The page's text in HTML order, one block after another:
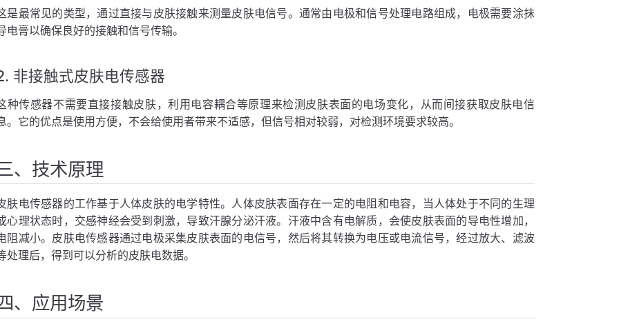
是最常见的类型，通过直接与皮肤接触来测量皮肤电信号。通常由电极和信号处理电路组成，电极需要涂抹
电膏以确保良好的接触和信号传输。
非接触式皮肤电传感器
种传感器不需要直接接触皮肤，利用电容耦合等原理来检测皮肤表面的电场变化，从而间接获取皮肤电信
。它的优点是使用方便，不会给使用者带来不适感，但信号相对较弱，对检测环境要求较高。
、技术原理
肤电传感器的工作基于人体皮肤的电学特性。人体皮肤表面存在一定的电阻和电容，当人体处于不同的生理
心理状态时，交感神经会受到刺激，导致汗腺分泌汗液。汗液中含有电解质，会使皮肤表面的导电性增加，
阻减小。皮肤电传感器通过电极采集皮肤表面的电信号，然后将其转换为电压或电流信号，经过放大、滤波
处理后，得到可以分析的皮肤电数据。
、应用场景